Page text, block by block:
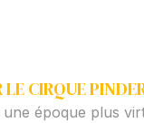
CIRQUE
époque plus